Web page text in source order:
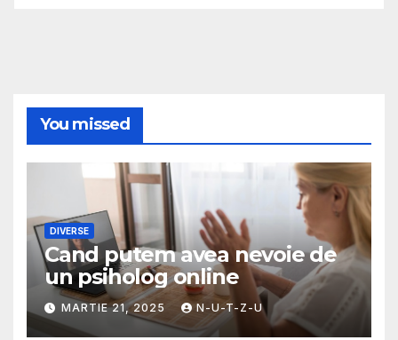
You missed
DIVERSE
Cand putem avea nevoie de
un psiholog online
MARTIE 21, 2025 N-U-T-Z-U